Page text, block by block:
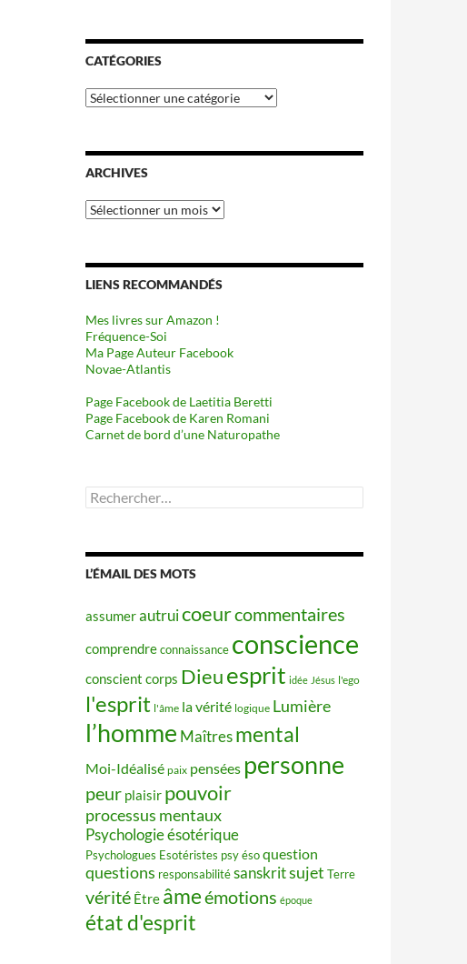
CATÉGORIES
Catégories
ARCHIVES
Archives
LIENS RECOMMANDÉS
Mes livres sur Amazon !
Fréquence-Soi
Ma Page Auteur Facebook
Novae-Atlantis
Page Facebook de Laetitia Beretti
Page Facebook de Karen Romani
Carnet de bord d’une Naturopathe
Rechercher :
L’ÉMAIL DES MOTS
assumerautruicoeurcommentaires
comprendreconnaissance conscience
conscient corps Dieuesprit idée Jésus l'ego
l'esprit l'âme la vérité logique Lumière
l’homme Maîtres mental
Moi-Idéalisé paix pensées personne
peur plaisir pouvoir
processus mentaux
Psychologie ésotérique
Psychologues Esotéristes psy ésoquestion
questions responsabilitésanskritsujet Terre
vérité Être âmeémotions époque
état d'esprit